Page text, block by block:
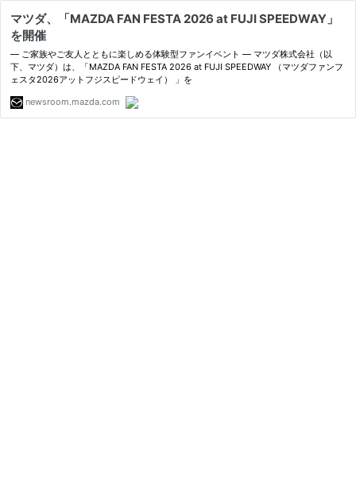
マツダ、「MAZDA FAN FESTA 2026 at FUJI SPEEDWAY」
を開催
― ご家族やご友人とともに楽しめる体験型ファンイベント ― マツダ株式会社（以
下、マツダ）は、「MAZDA FAN FESTA 2026 at FUJI SPEEDWAY （マツダファンフ
ェスタ2026アットフジスピードウェイ） 」を
newsroom.mazda.com